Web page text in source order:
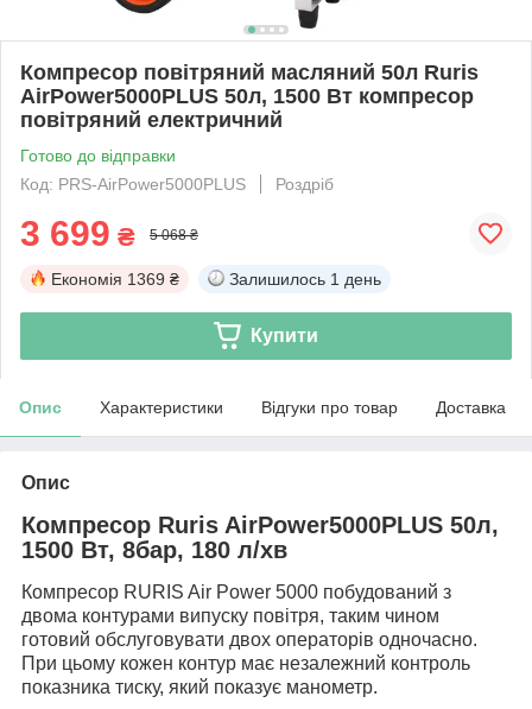
Компресор повітряний масляний 50л Ruris
AirPower5000PLUS 50л, 1500 Вт компресор
повітряний електричний
Готово до відправки
Код: PRS-AirPower5000PLUS
Роздріб
3 699 ₴ 5 068 ₴
Економія 1369 ₴ Залишилось 1 день
Купити
Опис Характеристики Відгуки про товар Доставка
Опис
Компресор Ruris AirPower5000PLUS 50л,
1500 Вт, 8бар, 180 л/хв
Компресор RURIS Air Power 5000 побудований з
двома контурами випуску повітря, таким чином
готовий обслуговувати двох операторів одночасно.
При цьому кожен контур має незалежний контроль
показника тиску, який показує манометр.